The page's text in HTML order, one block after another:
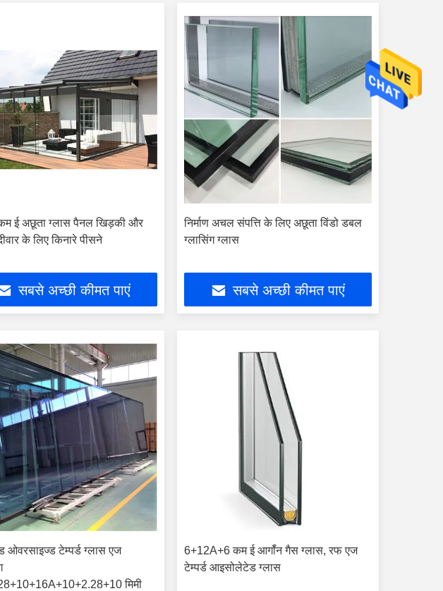
ई अछूता ग्लास पैनल खिड़की और
के लिए किनारे पीसने
सबसे अच्छी कीमत पाएं
निर्माण अचल संपत्ति के लिए अछूता विंडो डबल
ग्लासिंग ग्लास
सबसे अच्छी कीमत पाएं
ओवरसाइज्ड टेम्पर्ड ग्लास एज
मिमी
6+12A+6 कम ई आर्गॉन गैस ग्लास, रफ एज
टेम्पर्ड आइसोलेटेड ग्लास